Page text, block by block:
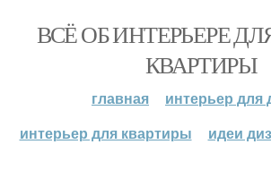
ВСЁ ОБ ИНТЕРЬЕРЕ
КВАРТИРЫ
главная
интерьер для
интерьер для квартиры
идеи